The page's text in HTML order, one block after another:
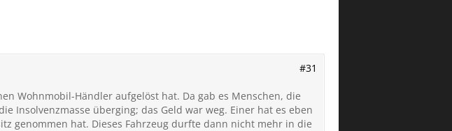
#31
Wohnmobil-Händler aufgelöst hat. Da gab es Menschen, die
Insolvenzmasse überging; das Geld war weg. Einer hat es eben
genommen hat. Dieses Fahrzeug durfte dann nicht mehr in die